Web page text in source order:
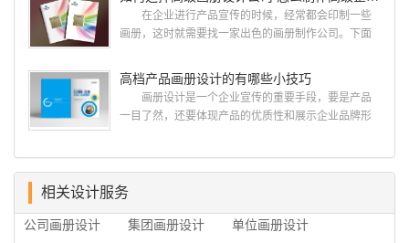
册设计/印刷公司。相信不少喜欢设计的小伙伴都会对
今天的内容感兴趣吧! 一、广州的古柏设计 古
广的专业...
在企业进行产品宣传的时候，经常都会印制一些
画册，这时就需要找一家出色的画册制作公司。下面
司，怎么制作高级企业画册?高级画册设计公司 如
何选择高级画册设计公司 首先是员工的能力是否
过硬。这包括调研人员观察捕捉信息、与企业顺利沟
练掌握制作软件，深谙画册设...
高档产品画册设计的有哪些小技巧
画册设计是一个企业宣传的重要手段，要是产品
一目了然，还要体现产品的优质性和展示企业品牌形
产品画册设计要注重企业文化，引起客户关注 现
在企业都在使用产品画册来进行市场宣传，高档产品
个成功的高档产品画册设计，能够将一个公司的企业
相关设计服务
公司画册设计 集团画册设计 单位画册设计